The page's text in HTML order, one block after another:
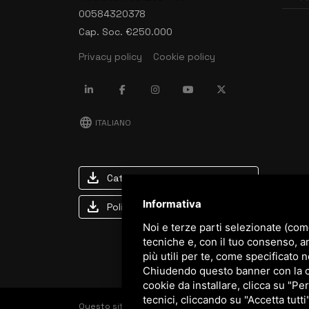
00584320378
Cap. Soc. €250.000
Privacy policy
Cookie policy
language ITALIANO
download Catalogo Stima
download Politica qualità e sicurezza
Questo sito è protetto da Google reCAPTCHA v3,
Informativa
Noi e terze parti selezionate
tecniche e, con il tuo consenso,
più utili per te, come specificato
Chiudendo questo banner con la
cookie da installare, clicca su
tecnici, cliccando su "Accetta